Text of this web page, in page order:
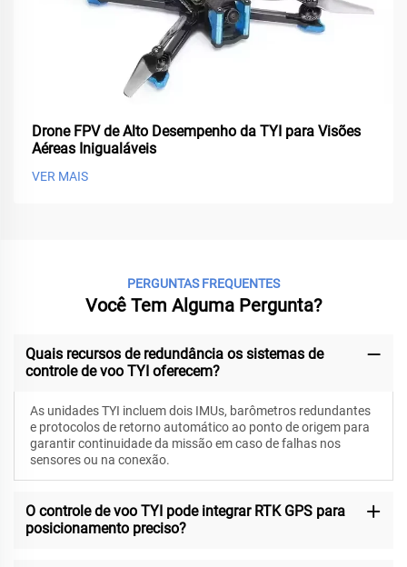
Drone FPV de Alto Desempenho da TYI para Visões
Aéreas Inigualáveis
VER MAIS
PERGUNTAS FREQUENTES
Você Tem Alguma Pergunta?
Quais recursos de redundância os sistemas de
controle de voo TYI oferecem?
As unidades TYI incluem dois IMUs, barômetros redundantes
e protocolos de retorno automático ao ponto de origem para
garantir continuidade da missão em caso de falhas nos
sensores ou na conexão.
O controle de voo TYI pode integrar RTK GPS para
posicionamento preciso?